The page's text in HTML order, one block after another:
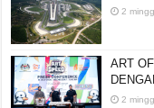
2
ART
2